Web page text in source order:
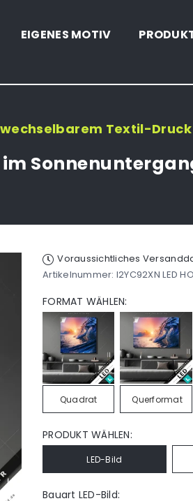
EIGENES MOTIV
wechselbarem Textil-Druck
Voraussichtliches
Artikelnummer: I2YC92XN LED
FORMAT WÄHLEN:
Quadrat Querformat
PRODUKT WÄHLEN:
LED-Bild
Bauart LED-Bild: